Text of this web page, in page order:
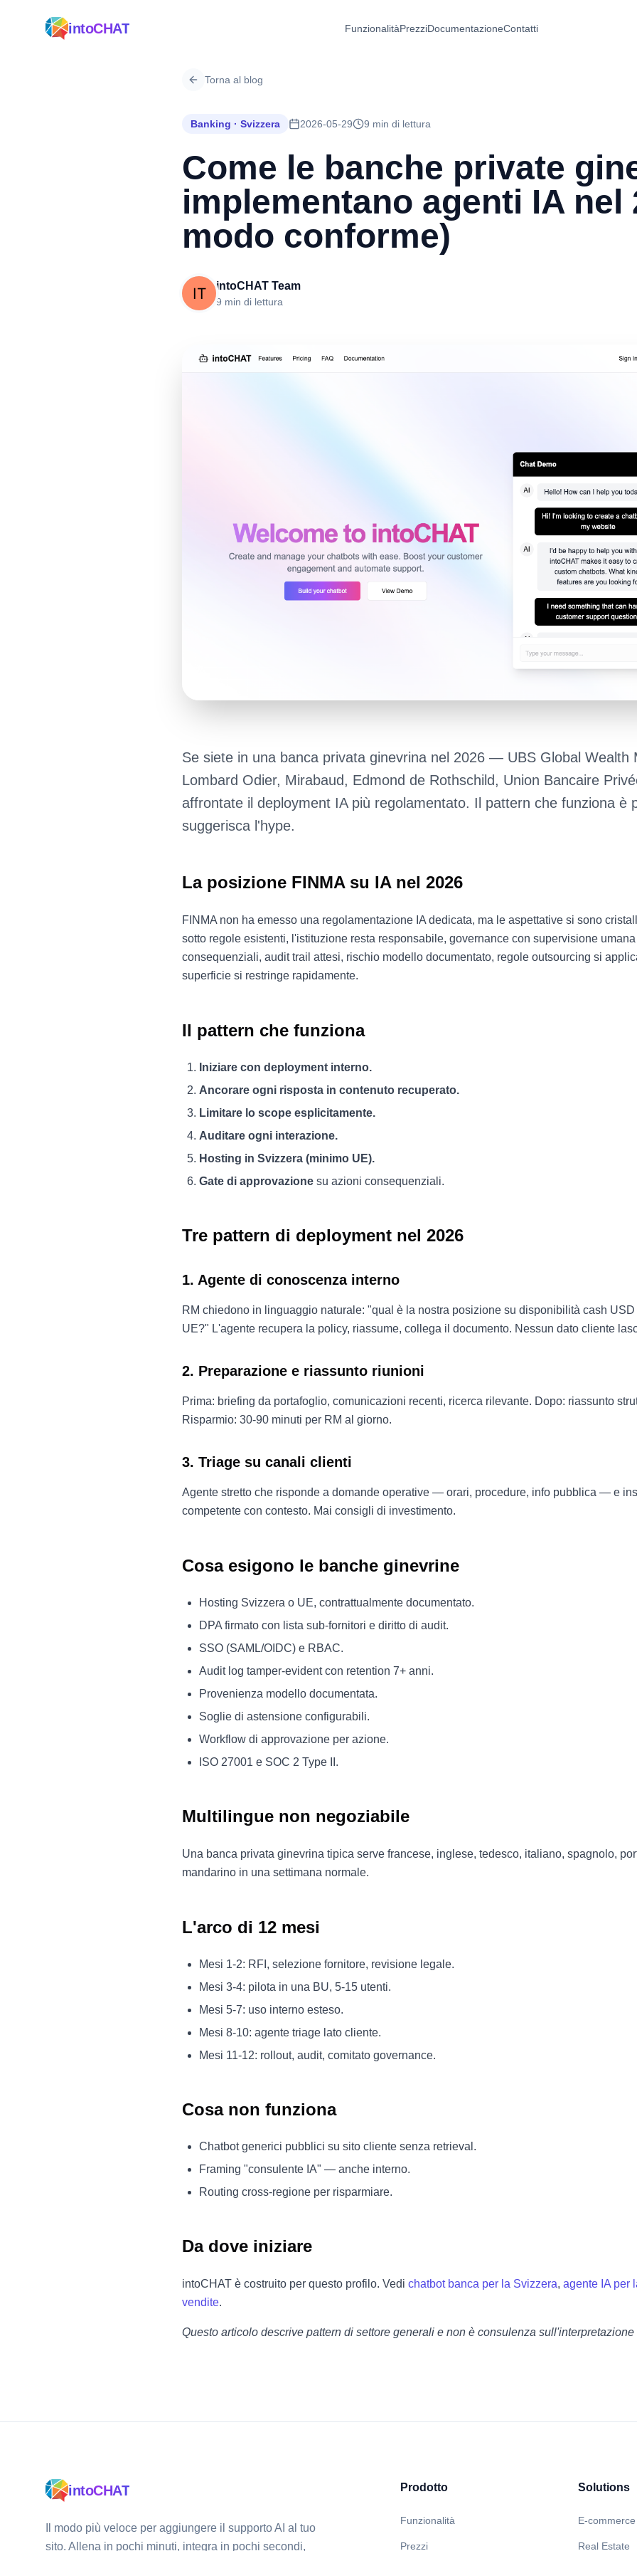
intoCHAT FunzionalitàPrezziDocumentazioneContatti
Torna al blog
Banking · Svizzera 2026-05-29 9 min di lettura
Come le banche private
implementano agenti IA nel
modo conforme)
intoCHAT Team
9 min di lettura
Se siete in una banca privata ginevrina nel 2026 — UBS Global Wealth
Lombard Odier, Mirabaud, Edmond de Rothschild, Union Bancaire
affrontate il deployment IA più regolamentato. Il pattern che funziona è
suggerisca l'hype.
La posizione FINMA su IA nel 2026
FINMA non ha emesso una regolamentazione IA dedicata, ma le aspettative si sono
sotto regole esistenti, l'istituzione resta responsabile, governance con supervisione
consequenziali, audit trail attesi, rischio modello documentato, regole outsourcing si
superficie si restringe rapidamente.
Il pattern che funziona
Iniziare con deployment interno.
Ancorare ogni risposta in contenuto recuperato.
Limitare lo scope esplicitamente.
Auditare ogni interazione.
Hosting in Svizzera (minimo UE).
Gate di approvazione su azioni consequenziali.
Tre pattern di deployment nel 2026
1. Agente di conoscenza interno
RM chiedono in linguaggio naturale: "qual è la nostra posizione su disponibilità cash
UE?" L'agente recupera la policy, riassume, collega il documento. Nessun dato cliente
2. Preparazione e riassunto riunioni
Prima: briefing da portafoglio, comunicazioni recenti, ricerca rilevante. Dopo: riassunto
Risparmio: 30-90 minuti per RM al giorno.
3. Triage su canali clienti
Agente stretto che risponde a domande operative — orari, procedure, info pubblica — e
competente con contesto. Mai consigli di investimento.
Cosa esigono le banche ginevrine
Hosting Svizzera o UE, contrattualmente documentato.
DPA firmato con lista sub-fornitori e diritto di audit.
SSO (SAML/OIDC) e RBAC.
Audit log tamper-evident con retention 7+ anni.
Provenienza modello documentata.
Soglie di astensione configurabili.
Workflow di approvazione per azione.
ISO 27001 e SOC 2 Type II.
Multilingue non negoziabile
Una banca privata ginevrina tipica serve francese, inglese, tedesco, italiano, spagnolo,
mandarino in una settimana normale.
L'arco di 12 mesi
Mesi 1-2: RFI, selezione fornitore, revisione legale.
Mesi 3-4: pilota in una BU, 5-15 utenti.
Mesi 5-7: uso interno esteso.
Mesi 8-10: agente triage lato cliente.
Mesi 11-12: rollout, audit, comitato governance.
Cosa non funziona
Chatbot generici pubblici su sito cliente senza retrieval.
Framing "consulente IA" — anche interno.
Routing cross-regione per risparmiare.
Da dove iniziare
intoCHAT è costruito per questo profilo. Vedi chatbot banca per la Svizzera, agente IA per
vendite.
Questo articolo descrive pattern di settore generali e non è consulenza sull'interpretazione
intoCHAT
Il modo più veloce per aggiungere il supporto AI al tuo
sito. Allena in pochi minuti, integra in pochi secondi,
Prodotto
Funzionalità
Prezzi
Solutions
E-commerce
Real Estate